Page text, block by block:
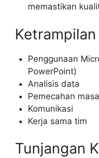
memastikan
Penggunaan
PowerPoint)
Analisis data
Pemecahan
Komunikasi
Kerja sama tim
Tunjangan